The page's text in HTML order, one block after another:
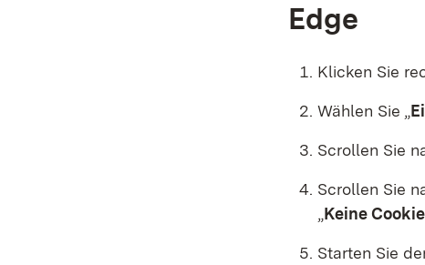
Edge
Klicken Sie
Wählen Sie „
Scrollen Sie
Scrollen Sie
„Keine
Starten Sie